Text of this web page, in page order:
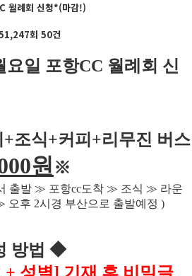
월례회 신청*(마감!)
회 50건
요일 포항CC 월례회 신
+조식+커피+리무진 버스
원 ※
출발 ≫ 포항cc도착 ≫ 조식 ≫ 라운
오후 2시경 부산으로 출발예정 )
방법 ◆